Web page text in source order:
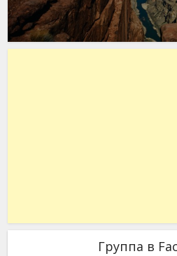
Группа в